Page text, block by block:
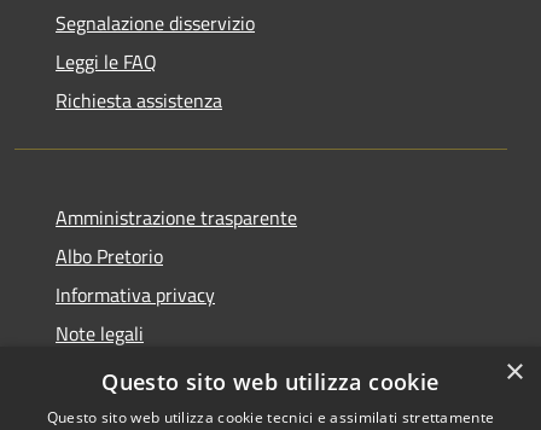
Segnalazione disservizio
Leggi le FAQ
Richiesta assistenza
Amministrazione trasparente
Albo Pretorio
Informativa privacy
Note legali
Dichiarazione di accessibilità
×
Questo sito web utilizza cookie
Questo sito web utilizza cookie tecnici e assimilati strettamente